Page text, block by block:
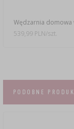
Wędzarnia domowa
539,99 PLN/szt.
PODOBNE